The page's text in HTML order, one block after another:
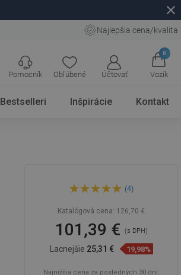
close
Najlepšia cena/kvalita
Obľúbené Účtovať
0
Vozík
Pomocník
Bestselleri Inšpirácie Kontakt
komorou 520 x 490 mm, šedý,
(4)
Katalógová cena: 126,70 €
101,39 € (s DPH)
Lacnejšie 25,31 € 19,98%
Najnižšia cena za posledných 30 dní: